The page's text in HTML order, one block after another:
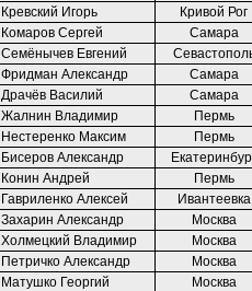
Кревский Игорь
Кривой Рог
Комаров Сергей
Самара
Семёнычев Евгений
Фридман Александр
Самара
Драчёв Василий
Самара
Жалнин Владимир
Пермь
Нестеренко Максим
Пермь
Бисеров Александр
Конин Андрей
Пермь
Гавриленко Алексей
Ивантеевка
Захарин Александр
Москва
Холмецкий Владимир
Москва
Петричко Александр
Москва
Матушко Георгий
Москва